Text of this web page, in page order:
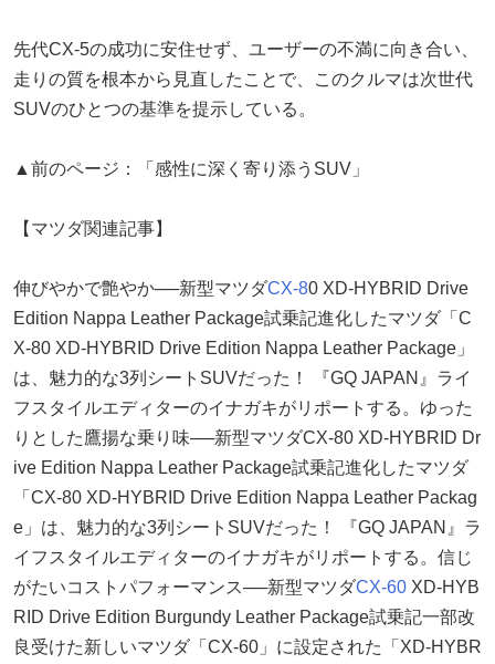
先代CX-5の成功に安住せず、ユーザーの不満に向き合い、
走りの質を根本から見直したことで、このクルマは次世代
SUVのひとつの基準を提示している。
▲前のページ：「感性に深く寄り添うSUV」
【マツダ関連記事】
伸びやかで艶やか──新型マツダCX-80 XD-HYBRID Drive
Edition Nappa Leather Package試乗記進化したマツダ「C
X-80 XD-HYBRID Drive Edition Nappa Leather Package」
は、魅力的な3列シートSUVだった！ 『GQ JAPAN』ライ
フスタイルエディターのイナガキがリポートする。ゆった
りとした鷹揚な乗り味──新型マツダCX-80 XD-HYBRID Dr
ive Edition Nappa Leather Package試乗記進化したマツダ
「CX-80 XD-HYBRID Drive Edition Nappa Leather Packag
e」は、魅力的な3列シートSUVだった！ 『GQ JAPAN』ラ
イフスタイルエディターのイナガキがリポートする。信じ
がたいコストパフォーマンス──新型マツダCX-60 XD-HYB
RID Drive Edition Burgundy Leather Package試乗記一部改
良受けた新しいマツダ「CX-60」に設定された「XD-HYBR